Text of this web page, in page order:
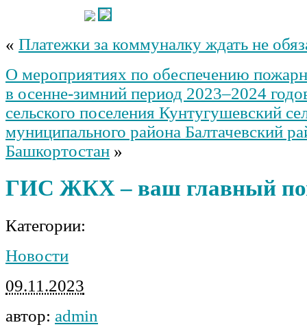
« Платежки за коммуналку ждать не
О мероприятиях по обеспечению
в осенне-зимний период 2023–2024
сельского поселения Кунтугушевский
муниципального района Балтачевский
Башкортостан »
ГИС ЖКХ – ваш главный
Категории:
Новости
09.11.2023
автор: admin